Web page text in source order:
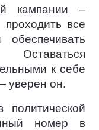
кампании –
все
Оставаться
к себе
уверен он.
номер в